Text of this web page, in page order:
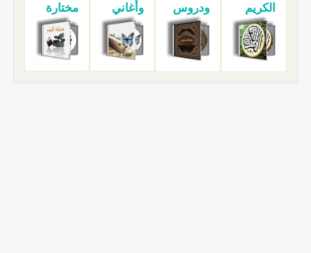
الكريم
ودروس
وأغاني
مختارة